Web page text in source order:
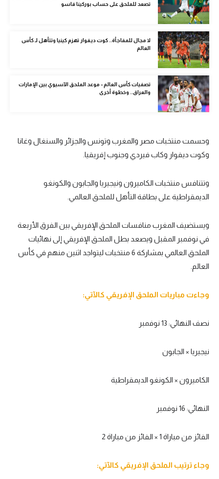
كرة السلة الأمريكية
كرة سلة
كرة يد
كرة طائرة
الوطن العربي
في المونديال
ركن الألعاب
أقسام خاصة
ميركاتو
تحقيق في الجول
تقرير في الجول
كويز في الجول
تصعد للملحق على حساب بوركينا فاسو
لا مجال للمفاجأة.. كوت ديفوار تهزم كينيا وتتأهل لـ كأس
العالم
تصفيات كأس العالم - موعد الملحق الآسيوي بين الإمارات
والعراق.. وخطوة أخرى
وحسمت منتخبات مصر والمغرب وتونس والجزائر والسنغال وغانا
وكوت ديفوار وكاب فيردي وجنوب إفريقيا.
وتتنافس منتخبات الكاميرون ونيجيريا والجابون والكونغو
الديمقراطية على بطاقة التأهل للملحق العالمي.
ويستضيف المغرب منافسات الملحق الإفريقي بين الفرق الأربعة
في نوفمبر المقبل ويصعد بطل الملحق الإفريقي إلى نهائيات
الملحق العالمي بمشاركة 6 منتخبات ليتواجد اثنين منهم في كأس
العالم.
وجاءت مباريات الملحق الإفريقي كالآتي:
نصف النهائي: 13 نوفمبر
نيجيريا × الجابون
الكاميرون × الكونغو الديمقراطية
النهائي: 16 نوفمبر
الفائز من مباراة 1
× الفائز من مباراة 2
وجاء ترتيب الملحق الإفريقي كالآتي: